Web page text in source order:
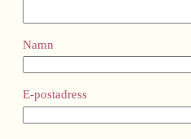
Namn
E-postadress